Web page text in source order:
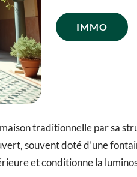
IMMO
traditionnelle par sa
souvent doté d’une
et conditionne la